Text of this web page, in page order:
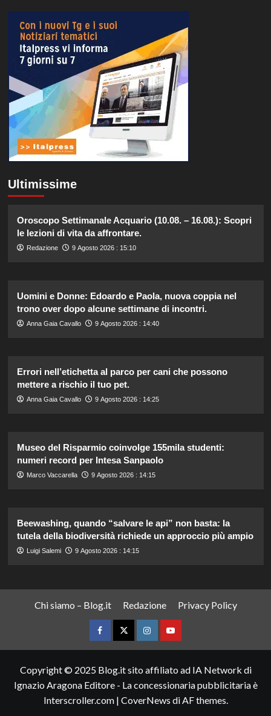
Ultimissime
Oroscopo Settimanale Acquario (10.08. – 16.08.): Scopri
le lezioni di vita da affrontare.
Redazione 9 Agosto 2026 : 15:10
Uomini e Donne: Edoardo e Paola, nuova coppia nel
trono over dopo alcune settimane di incontri.
Anna Gaia Cavallo 9 Agosto 2026 : 14:40
Errori nell’etichetta al parco per cani che possono
mettere a rischio il tuo pet.
Anna Gaia Cavallo 9 Agosto 2026 : 14:25
Museo del Risparmio coinvolge 155mila studenti:
numeri record per Intesa Sanpaolo
Marco Vaccarella 9 Agosto 2026 : 14:15
Beewashing, quando “salvare le api” non basta: la
tutela della biodiversità richiede un approccio più ampio
Luigi Salemi 9 Agosto 2026 : 14:15
Chi siamo – Blog.it Redazione Privacy Policy
FacebookTwitterInstagramYouTube
Copyright © 2025 Blog.it sito affiliato ad IA Network di
Ignazio Aragona Editore - La concessionaria pubblicitaria è
Interscroller.com | CoverNews di AF themes.